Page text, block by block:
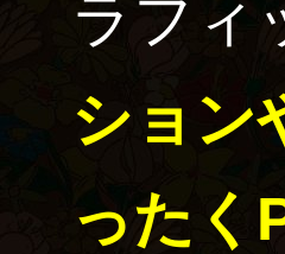
ラフィ
ション
ったく